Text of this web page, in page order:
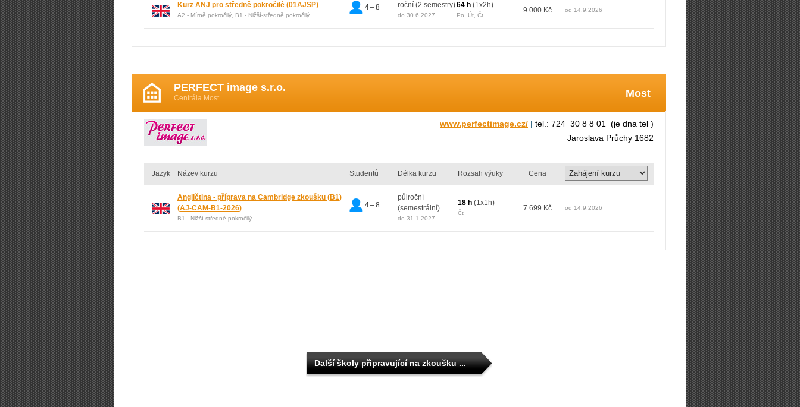
Kurz ANJ pro středně pokročilé (01AJSP)
A2 - Mírně pokročilý, B1 - Nižší-středně pokročilý
4 – 8 roční (2 semestry)
do 30.6.2027
64 h (1x2h)
Po, Út, Čt
9 000 Kč od 14.9.2026
PERFECT image s.r.o.
Centrála Most Most
www.perfectimage.cz/ | tel.: 724 30 8 8 01 (je dna tel )
Jaroslava Průchy 1682
Jazyk Název kurzu Studentů Délka kurzu Rozsah výuky Cena
Angličtina - příprava na Cambridge zkoušku (B1)
(AJ-CAM-B1-2026)
B1 - Nižší-středně pokročilý
4 – 8
půlroční
(semestrální)
do 31.1.2027
18 h (1x1h)
Čt
7 699 Kč od 14.9.2026
Další školy připravující na zkoušku ...